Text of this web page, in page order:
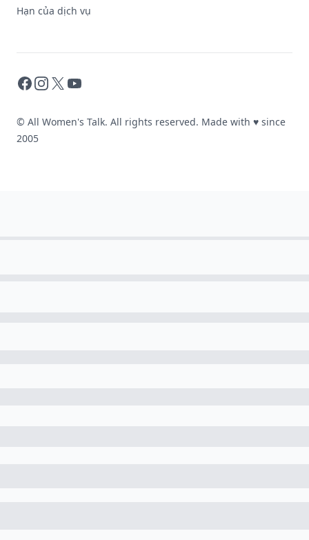
Hạn của dịch vụ
Facebook
Instagram
X YouTube
© All Women's Talk. All rights reserved. Made with ♥ since
2005